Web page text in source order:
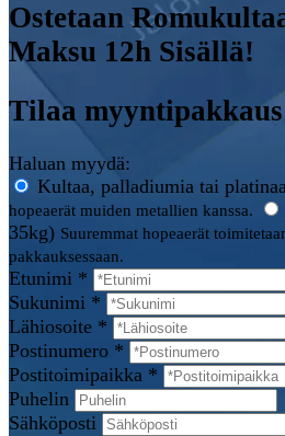
Ostetaan
Maksu 12h Sisällä!
Tilaa myyntipakkaus
Haluan myydä:
Kultaa, palladiumia tai
hopeaerät muiden metallien kanssa.
35kg) Suuremmat hopeaerät
pakkauksessaan.
Etunimi *
Sukunimi *
Lähiosoite *
Postinumero *
Postitoimipaikka *
Puhelin
Sähköposti